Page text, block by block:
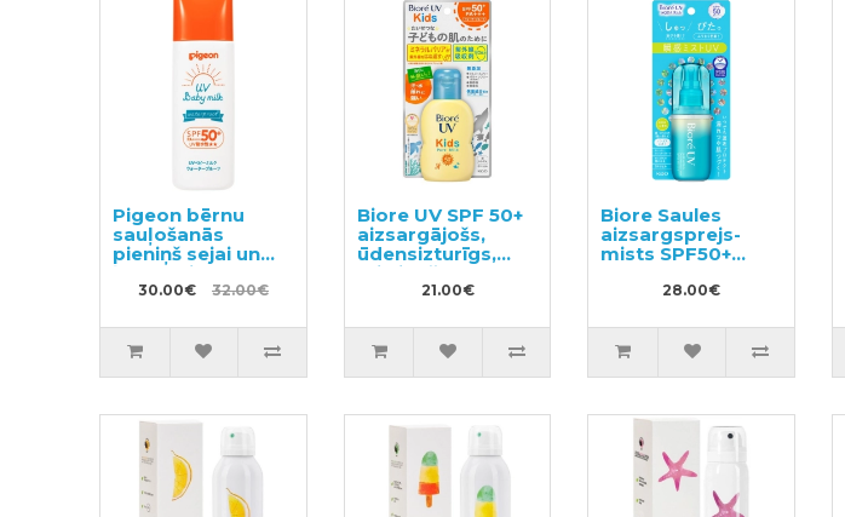
Pigeon bērnu
sauļošanās
pieniņš sejai un
ķermenim UV
SPF50 50g
30.00€ 32.00€
Biore UV SPF 50+
aizsargājošs,
ūdensizturīgs,
mitrinošs
sauļošanās
70ml
21.00€
Biore Saules
aizsargsprejs-
mists SPF50+
28.00€